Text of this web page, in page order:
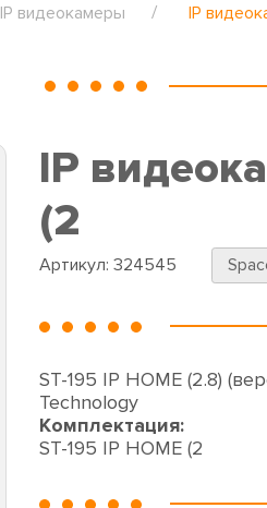
IP видеокамеры IP
IP
(2
Артикул: 324545
ST-195 IP HOME (2.8)
Technology
Комплектация:
ST-195 IP HOME (2